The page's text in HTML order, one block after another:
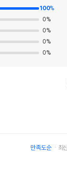
100%
0%
0%
0%
0%
만족도순 최